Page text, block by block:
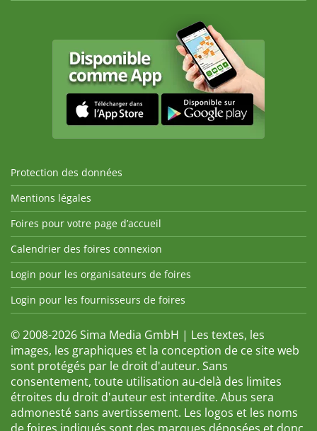
Protection des données
Mentions légales
Foires pour votre page d’accueil
Calendrier des foires connexion
Login pour les organisateurs de foires
Login pour les fournisseurs de foires
© 2008-2026 Sima Media GmbH | Les textes, les
images, les graphiques et la conception de ce site web
sont protégés par le droit d'auteur. Sans
consentement, toute utilisation au-delà des limites
étroites du droit d'auteur est interdite. Abus sera
admonesté sans avertissement. Les logos et les noms